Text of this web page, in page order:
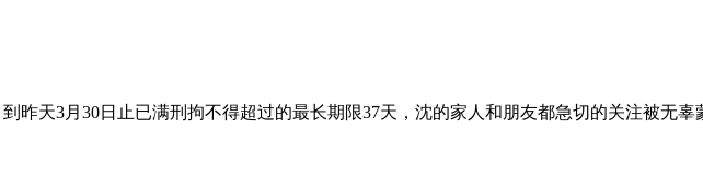
昨天3月30日止已满刑拘不得超过的最长期限37天，沈的家人和朋友都急切的关注被无辜